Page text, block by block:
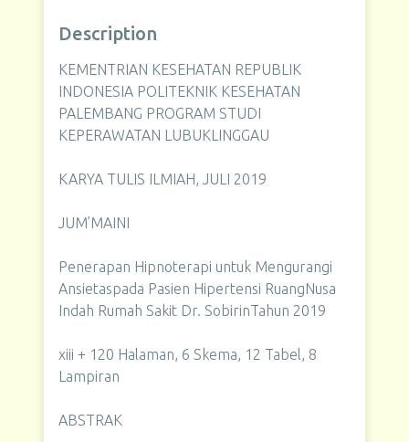
Description
KEMENTRIAN KESEHATAN REPUBLIK
INDONESIA POLITEKNIK KESEHATAN
PALEMBANG PROGRAM STUDI
KEPERAWATAN LUBUKLINGGAU
KARYA TULIS ILMIAH, JULI 2019
JUM’MAINI
Penerapan Hipnoterapi untuk Mengurangi
Ansietaspada Pasien Hipertensi RuangNusa
Indah Rumah Sakit Dr. SobirinTahun 2019
xiii + 120 Halaman, 6 Skema, 12 Tabel, 8
Lampiran
ABSTRAK